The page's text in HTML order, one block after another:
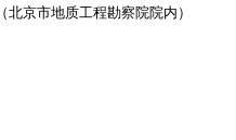
（北京市地质工程勘察院院内）